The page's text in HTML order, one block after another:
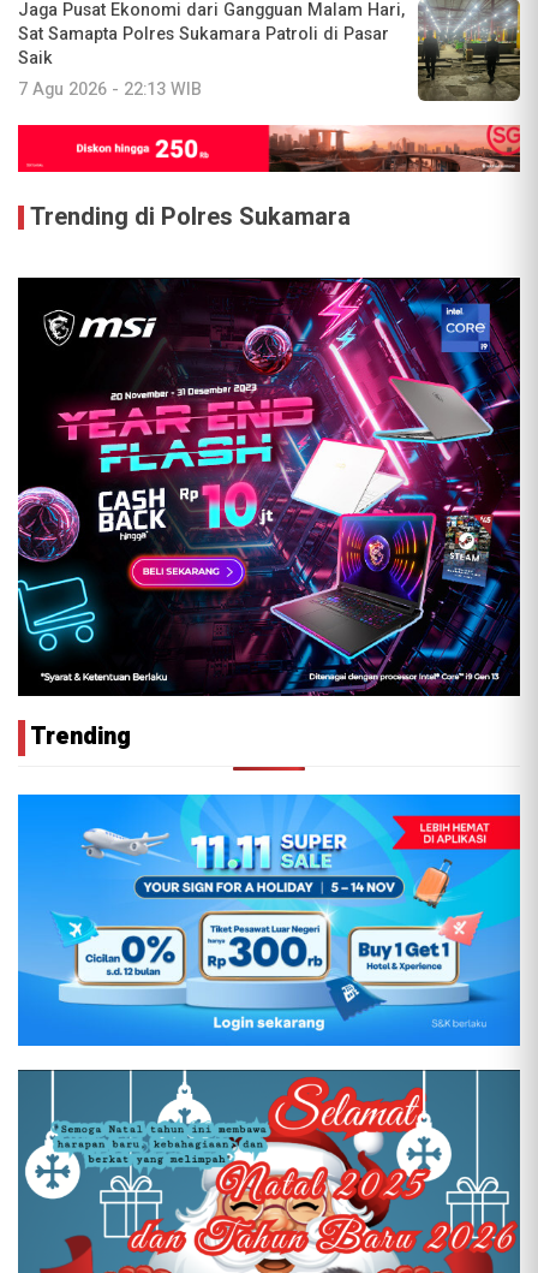
Jaga Pusat Ekonomi dari Gangguan Malam Hari,
Sat Samapta Polres Sukamara Patroli di Pasar
Saik
7 Agu 2026 - 22:13 WIB
Trending di Polres Sukamara
Trending